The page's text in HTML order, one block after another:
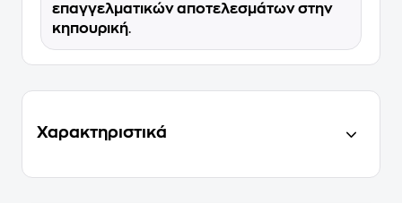
επαγγελματικών αποτελεσμάτων στην
κηπουρική.
Χαρακτηριστικά